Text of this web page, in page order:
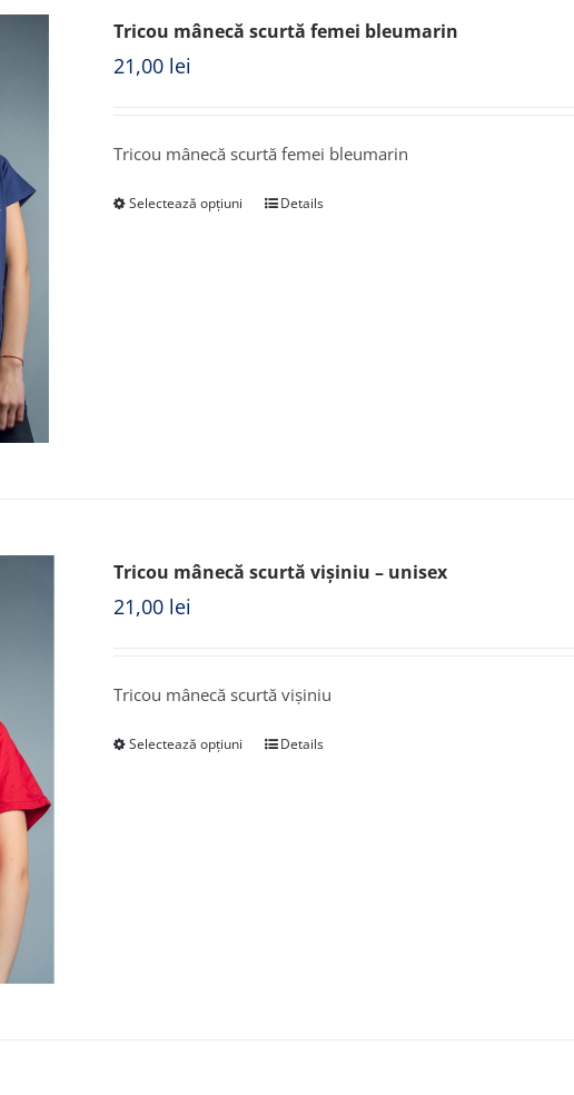
Tricou mânecă scurtă femei bleumarin
21,00 lei
Tricou mânecă scurtă femei bleumarin
Selectează opțiuni Details
Tricou mânecă scurtă vișiniu – unisex
21,00 lei
Tricou mânecă scurtă vișiniu
Selectează opțiuni Details